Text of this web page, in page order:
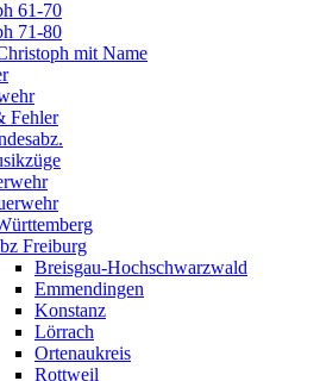
61-70
71-80
mit Name
Fehler
Freiburg
Breisgau-Hochschwarzwald
Emmendingen
Konstanz
Lörrach
Ortenaukreis
Rottweil